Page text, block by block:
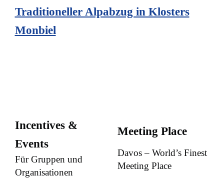
Traditioneller Alpabzug in Klosters
Monbiel
Incentives &
Events
Für Gruppen und
Organisationen
Meeting Place
Davos – World’s Finest
Meeting Place